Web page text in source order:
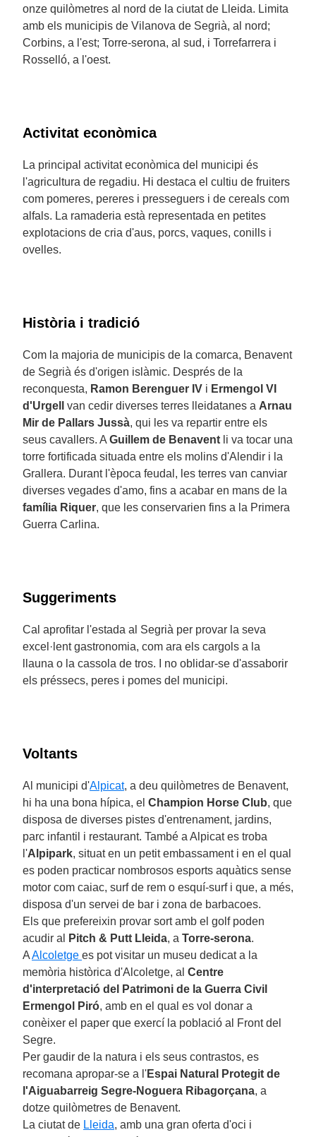
onze quilòmetres al nord de la ciutat de Lleida. Limita
amb els municipis de Vilanova de Segrià, al nord;
Corbins, a l'est; Torre-serona, al sud, i Torrefarrera i
Rosselló, a l'oest.
Activitat econòmica
La principal activitat econòmica del municipi és
l'agricultura de regadiu. Hi destaca el cultiu de fruiters
com pomeres, pereres i presseguers i de cereals com
alfals. La ramaderia està representada en petites
explotacions de cria d'aus, porcs, vaques, conills i
ovelles.
Història i tradició
Com la majoria de municipis de la comarca, Benavent
de Segrià és d'origen islàmic. Després de la
reconquesta, Ramon Berenguer IV i Ermengol VI
d'Urgell
van cedir diverses terres lleidatanes a Arnau
Mir de Pallars Jussà, qui les va repartir entre els
seus cavallers. A Guillem de Benavent li va tocar una
torre fortificada situada entre els molins d'Alendir i la
Grallera. Durant l'època feudal, les terres van canviar
diverses vegades d'amo, fins a acabar en mans de la
família Riquer, que les conservarien fins a la Primera
Guerra Carlina.
Suggeriments
Cal aprofitar l'estada al Segrià per provar la seva
excel·lent gastronomia, com ara els cargols a la
llauna o la cassola de tros. I no oblidar-se d'assaborir
els préssecs, peres i pomes del municipi.
Voltants
Al municipi d'Alpicat, a deu quilòmetres de Benavent,
hi ha una bona hípica, el Champion Horse Club, que
disposa de diverses pistes d'entrenament, jardins,
parc infantil i restaurant. També a Alpicat es troba
l'Alpipark, situat en un petit embassament i en el qual
es poden practicar nombrosos esports aquàtics sense
motor com caiac, surf de rem o esquí-surf i que, a més,
disposa d'un servei de bar i zona de barbacoes.
Els que prefereixin provar sort amb el golf poden
acudir al
Pitch & Putt Lleida, a Torre-serona.
AAlcoletge es pot visitar un museu dedicat a la
memòria històrica d'Alcoletge, al Centre
d'interpretació del Patrimoni de la Guerra Civil
Ermengol Piró, amb en el qual es vol donar a
conèixer el paper que exercí la població al Front del
Segre.
Per gaudir de la natura i els seus contrastos, es
recomana apropar-se a l'Espai Natural Protegit de
l'Aiguabarreig Segre-Noguera Ribagorçana, a
dotze quilòmetres de Benavent.
La ciutat de Lleida, amb una gran oferta d'oci i